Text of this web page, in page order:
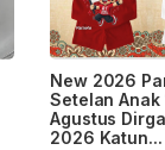
New 2026
Setelan Anak
Agustus
2026 Katun...